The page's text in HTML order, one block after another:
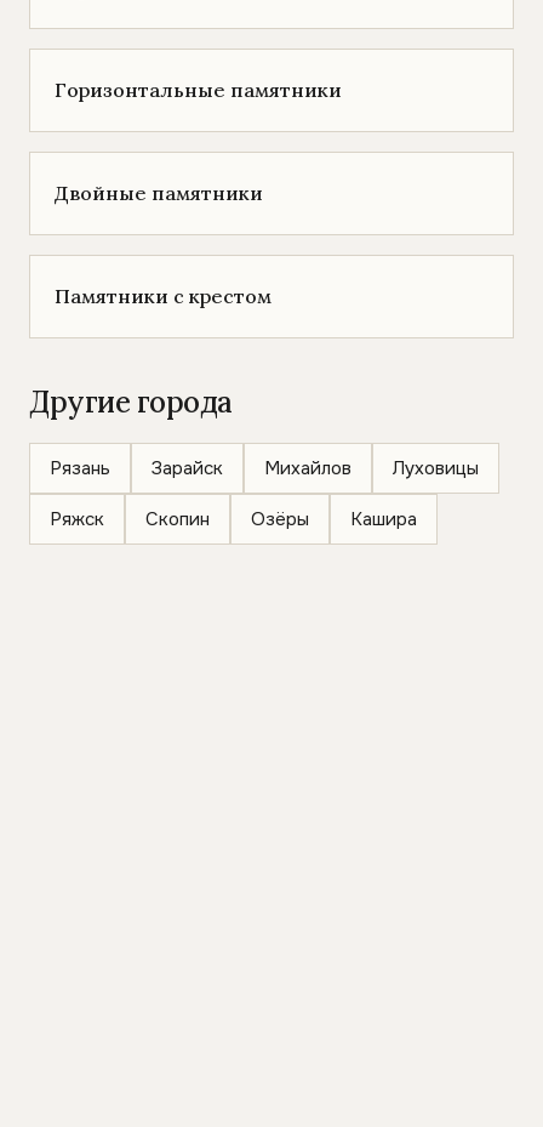
Горизонтальные памятники
Двойные памятники
Памятники с крестом
Другие города
Рязань Зарайск Михайлов Луховицы
Ряжск Скопин Озёры Кашира